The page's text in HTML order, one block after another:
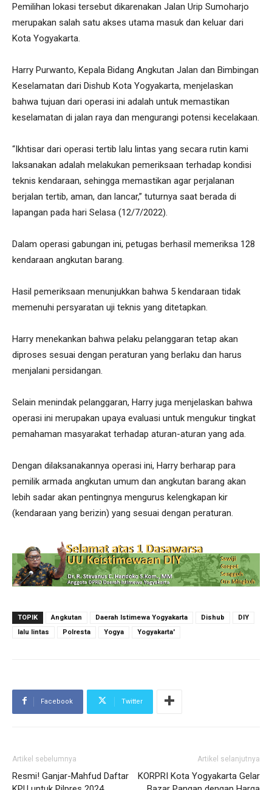
Pemilihan lokasi tersebut dikarenakan Jalan Urip Sumoharjo
merupakan salah satu akses utama masuk dan keluar dari
Kota Yogyakarta.
Harry Purwanto, Kepala Bidang Angkutan Jalan dan Bimbingan
Keselamatan dari Dishub Kota Yogyakarta, menjelaskan
bahwa tujuan dari operasi ini adalah untuk memastikan
keselamatan di jalan raya dan mengurangi potensi kecelakaan.
“Ikhtisar dari operasi tertib lalu lintas yang secara rutin kami
laksanakan adalah melakukan pemeriksaan terhadap kondisi
teknis kendaraan, sehingga memastikan agar perjalanan
berjalan tertib, aman, dan lancar,” tuturnya saat berada di
lapangan pada hari Selasa (12/7/2022).
Dalam operasi gabungan ini, petugas berhasil memeriksa 128
kendaraan angkutan barang.
Hasil pemeriksaan menunjukkan bahwa 5 kendaraan tidak
memenuhi persyaratan uji teknis yang ditetapkan.
Harry menekankan bahwa pelaku pelanggaran tetap akan
diproses sesuai dengan peraturan yang berlaku dan harus
menjalani persidangan.
Selain menindak pelanggaran, Harry juga menjelaskan bahwa
operasi ini merupakan upaya evaluasi untuk mengukur tingkat
pemahaman masyarakat terhadap aturan-aturan yang ada.
Dengan dilaksanakannya operasi ini, Harry berharap para
pemilik armada angkutan umum dan angkutan barang akan
lebih sadar akan pentingnya mengurus kelengkapan kir
(kendaraan yang berizin) yang sesuai dengan peraturan.
TOPIK Angkutan Daerah Istimewa Yogyakarta Dishub
DIY
lalu lintas
Polresta Yogya Yogyakarta'
Facebook Twitter
Artikel sebelumnya
Resmi! Ganjar-Mahfud Daftar
Artikel selanjutnya
KORPRI Kota Yogyakarta Gelar